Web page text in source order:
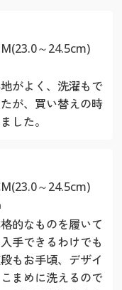
～24.5cm)
がよく、洗濯もで
が、買い替えの時
した。
～24.5cm)
的なものを履いて
手できるわけでも
もお手頃、デザイ
まめに洗えるので